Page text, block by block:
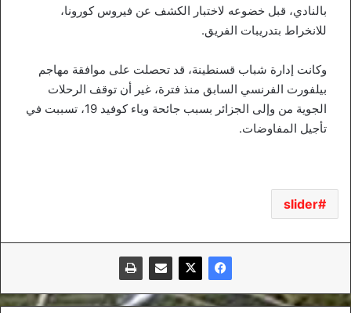
بالنادي، قبل خضوعه لاختبار الكشف عن فيروس كورونا،
للانخراط بتدريبات الفريق.
وكانت إدارة شباب قسنطينة، قد تحصلت على موافقة مهاجم
بيلفورت الفرنسي السابق منذ فترة، غير أن توقف الرحلات
الجوية من وإلى الجزائر بسبب جائحة وباء كوفيد 19، تسببت في
تأجيل المفاوضات.
slider